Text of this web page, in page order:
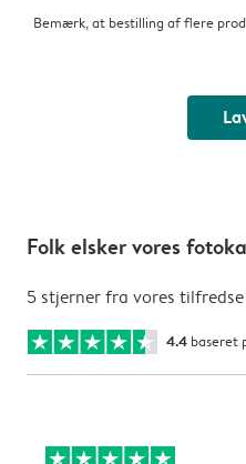
Bemærk, at bestilling af flere
Folk elsker vores
5 stjerner fra vores
4.4 baseret